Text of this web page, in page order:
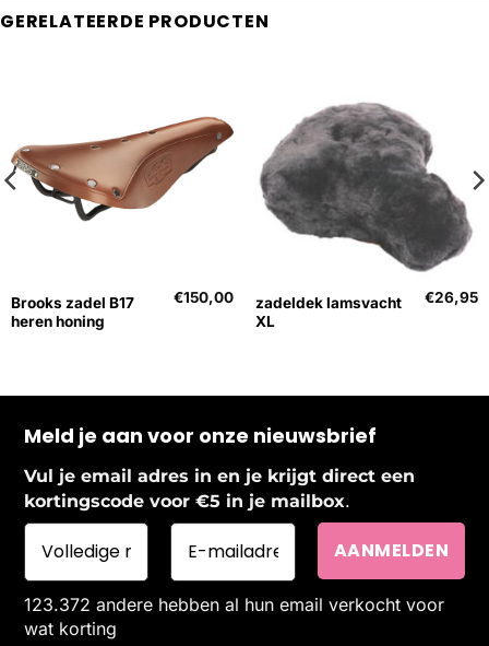
GERELATEERDE PRODUCTEN
Brooks zadel B17
heren honing
€150,00
zadeldek lamsvacht
XL
€26,95
Meld je aan voor onze nieuwsbrief
Vul je email adres in en je krijgt direct een
kortingscode voor €5 in je mailbox.
123.372 andere hebben al hun email verkocht voor
wat korting